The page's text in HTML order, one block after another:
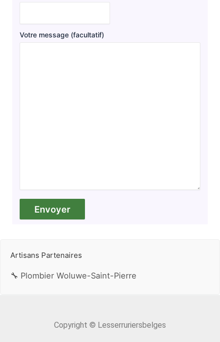
Votre message (facultatif)
Artisans Partenaires
🔧 Plombier Woluwe-Saint-Pierre
Copyright © Lesserruriersbelges